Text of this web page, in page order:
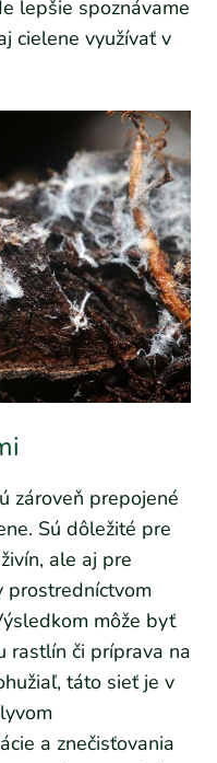
lepšie spoznávame
cielene využívať v
zároveň prepojené
Sú dôležité pre
ale aj pre
prostredníctvom
môže byť
rastlín či príprava na
táto sieť je v
a znečisťovania